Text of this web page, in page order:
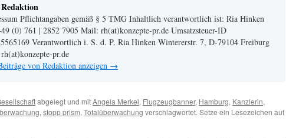
Pflichtangaben gemäß § 5 TMG Inhaltlich verantwortlich ist: Ria Hinken
(0) 761 | 2852 7905 Mail: rh(at)konzepte-pr.de Umsatzsteuer-ID
Verantwortlich i. S. d. P. Ria Hinken Wintererstr. 7, D-79104 Freiburg
pr.de
von Redaktion anzeigen →
abgelegt und mitAngela Merkel, Flugzeugbanner, Hamburg, Kanzlerin,
, stopp prism, Totalüberwachung verschlagwortet. Setze ein Lesezeichen auf